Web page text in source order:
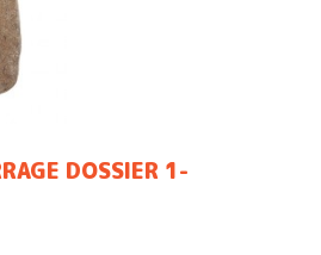
DOSSIER 1-